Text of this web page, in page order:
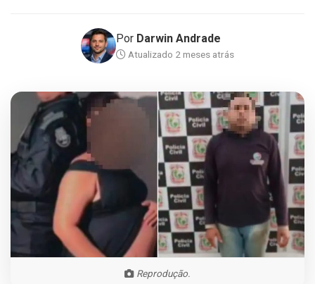
Por Darwin Andrade
Atualizado 2 meses atrás
Reprodução.